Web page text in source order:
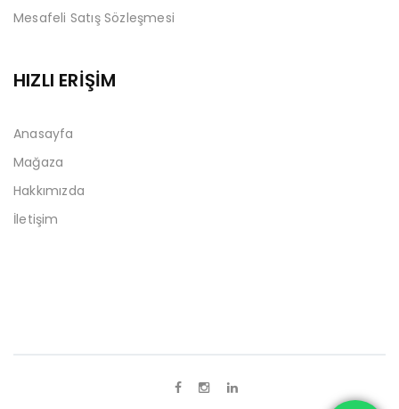
Mesafeli Satış Sözleşmesi
HIZLI ERİŞİM
Anasayfa
Mağaza
Hakkımızda
İletişim